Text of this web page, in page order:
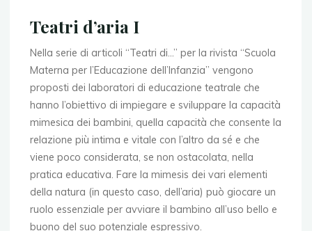
Teatri d’aria I
Nella serie di articoli “Teatri di…” per la rivista “Scuola
Materna per l’Educazione dell’Infanzia” vengono
proposti dei laboratori di educazione teatrale che
hanno l’obiettivo di impiegare e sviluppare la capacità
mimesica dei bambini, quella capacità che consente la
relazione più intima e vitale con l’altro da sé e che
viene poco considerata, se non ostacolata, nella
pratica educativa. Fare la mimesis dei vari elementi
della natura (in questo caso, dell’aria) può giocare un
ruolo essenziale per avviare il bambino all’uso bello e
buono del suo potenziale espressivo.